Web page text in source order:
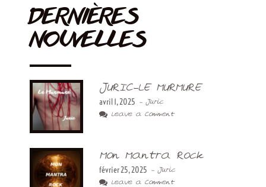
DERNIÈRES
NOUVELLES
JURIC-LE MURMURE
avril 1, 2025 - Juric
Leave a Comment
Mon Mantra Rock
février 25, 2025 - Juric
Leave a Comment